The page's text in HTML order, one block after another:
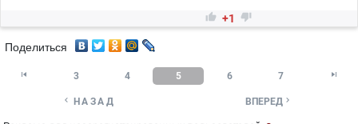
 +1 
Поделиться
 3 4 5 6 7 
 НАЗАД ВПЕРЕД 